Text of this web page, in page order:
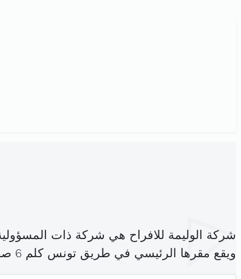
شركة الوليمة للافراح هي شركة ذات
ويقع مقرها الرئيسي في طريق تونس كلم 6 صفاقس (